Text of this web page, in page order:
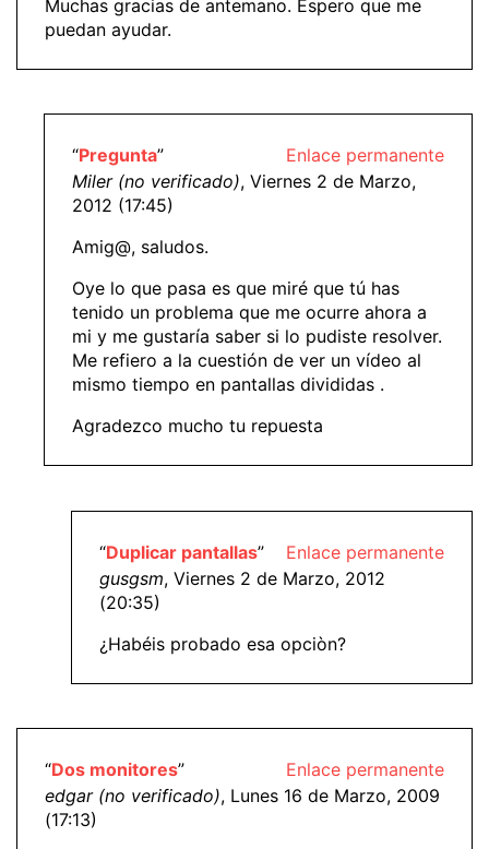
Muchas gracias de antemano. Espero que me
puedan ayudar.
Enlace permanente
“Pregunta”
Miler (no verificado), Viernes 2 de Marzo,
2012 (17:45)
Amig@, saludos.
Oye lo que pasa es que miré que tú has
tenido un problema que me ocurre ahora a
mi y me gustaría saber si lo pudiste resolver.
Me refiero a la cuestión de ver un vídeo al
mismo tiempo en pantallas divididas .
Agradezco mucho tu repuesta
Enlace permanente
“Duplicar pantallas”
gusgsm, Viernes 2 de Marzo, 2012
(20:35)
¿Habéis probado esa opciòn?
Enlace permanente
“Dos monitores”
edgar (no verificado), Lunes 16 de Marzo, 2009
(17:13)